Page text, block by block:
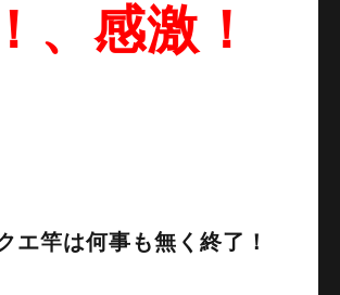
、感激！
竿は何事も無く終了！